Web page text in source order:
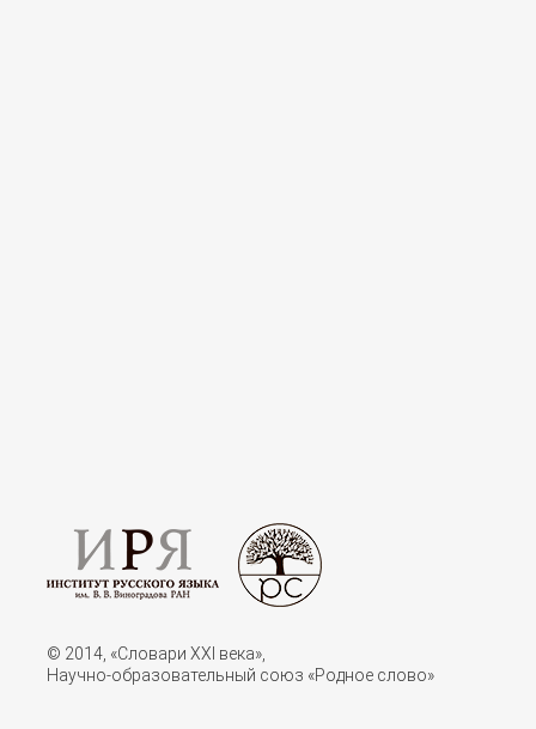
© 2014, «Словари XXI векa»,
Научно-образовательный союз «Родное слово»